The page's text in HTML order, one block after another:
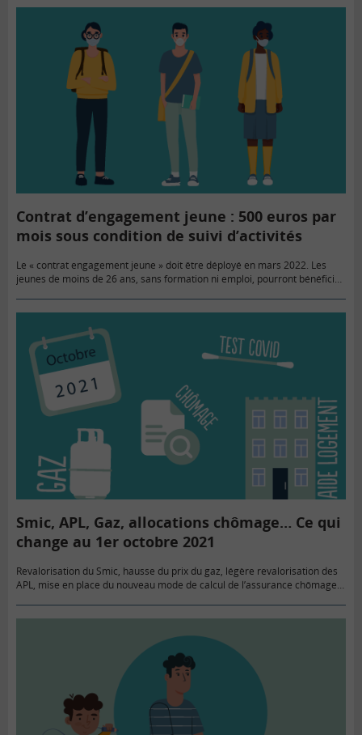
Contrat d’engagement jeune : 500 euros par
mois sous condition de suivi d’activités
Le « contrat engagement jeune » doit être déployé en mars 2022. Les
jeunes de moins de 26 ans, sans formation ni emploi, pourront bénéficier
Smic, APL, Gaz, allocations chômage… Ce qui
change au 1er octobre 2021
Revalorisation du Smic, hausse du prix du gaz, légère revalorisation des
APL, mise en place du nouveau mode de calcul de l’assurance chômage.